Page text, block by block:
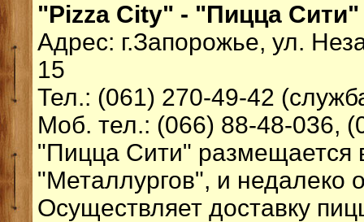
"Pizza City" - "Пицца
Адрес: г.Запорожье, ул.
15
Тел.: (061) 270-49-42
Моб. тел.: (066) 88-48-036,
"Пицца Сити" размещается
"Металлургов", и недалеко
Осуществляет доставку